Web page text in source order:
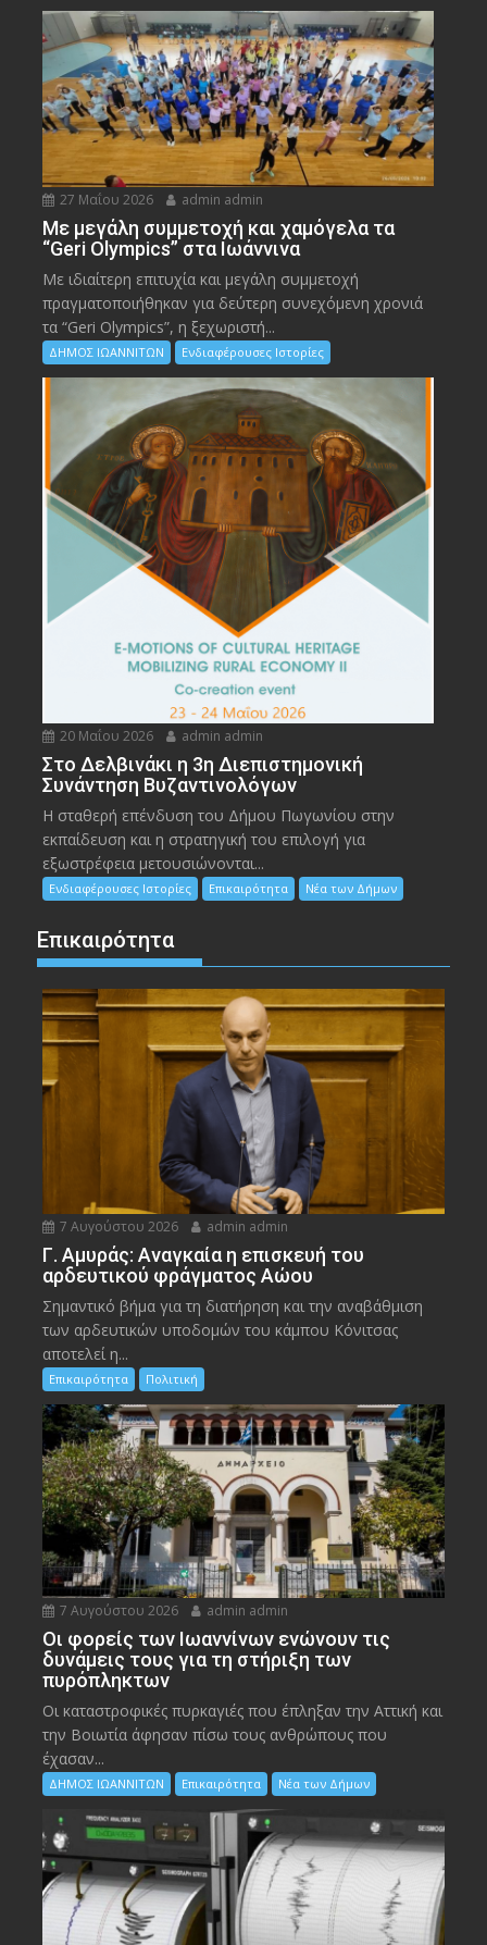
27 Μαΐου 2026 admin admin
Με μεγάλη συμμετοχή και χαμόγελα τα
“Geri Olympics” στα Ιωάννινα
Με ιδιαίτερη επιτυχία και μεγάλη συμμετοχή
πραγματοποιήθηκαν για δεύτερη συνεχόμενη χρονιά
τα “Geri Olympics”, η ξεχωριστή...
ΔΗΜΟΣ ΙΩΑΝΝΙΤΩΝ Ενδιαφέρουσες Ιστορίες
20 Μαΐου 2026 admin admin
Στο Δελβινάκι η 3η Διεπιστημονική
Συνάντηση Βυζαντινολόγων
Η σταθερή επένδυση του Δήμου Πωγωνίου στην
εκπαίδευση και η στρατηγική του επιλογή για
εξωστρέφεια μετουσιώνονται...
Ενδιαφέρουσες Ιστορίες Επικαιρότητα Νέα των Δήμων
Επικαιρότητα
7 Αυγούστου 2026 admin admin
Γ. Αμυράς: Αναγκαία η επισκευή του
αρδευτικού φράγματος Αώου
Σημαντικό βήμα για τη διατήρηση και την αναβάθμιση
των αρδευτικών υποδομών του κάμπου Κόνιτσας
αποτελεί η...
Επικαιρότητα Πολιτική
7 Αυγούστου 2026 admin admin
Οι φορείς των Ιωαννίνων ενώνουν τις
δυνάμεις τους για τη στήριξη των
πυρόπληκτων
Οι καταστροφικές πυρκαγιές που έπληξαν την Αττική και
την Bοιωτία άφησαν πίσω τους ανθρώπους που
έχασαν...
ΔΗΜΟΣ ΙΩΑΝΝΙΤΩΝ Επικαιρότητα Νέα των Δήμων